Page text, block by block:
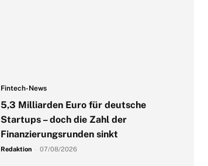
Fintech-News
5,3 Milliarden Euro für deutsche
Startups – doch die Zahl der
Finanzierungsrunden sinkt
Redaktion 07/08/2026